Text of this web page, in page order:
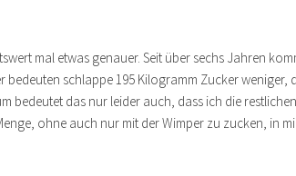
mal etwas genauer. Seit über sechs Jahren
bedeuten schlappe 195 Kilogramm Zucker weniger,
bedeutet das nur leider auch, dass ich die
ohne auch nur mit der Wimper zu zucken, in